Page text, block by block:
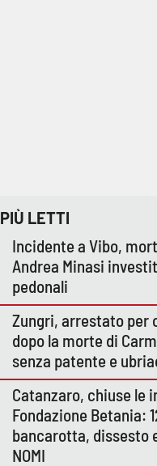
PIÙ LETTI
Incidente a Vibo,
Andrea Minasi
pedonali
Zungri, arrestato per
dopo la morte di
senza patente e
Catanzaro, chiuse le
Fondazione Betania:
bancarotta, dissesto
NOMI